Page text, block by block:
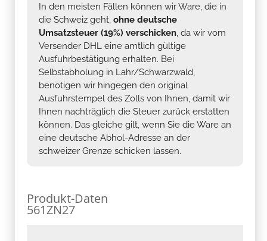
In den meisten Fällen können wir Ware, die in
die Schweiz geht, ohne deutsche
Umsatzsteuer (19%) verschicken, da wir vom
Versender DHL eine amtlich gültige
Ausfuhrbestätigung erhalten. Bei
Selbstabholung in Lahr/Schwarzwald,
benötigen wir hingegen den original
Ausfuhrstempel des Zolls von Ihnen, damit wir
Ihnen nachträglich die Steuer zurück erstatten
können. Das gleiche gilt, wenn Sie die Ware an
eine deutsche Abhol-Adresse an der
schweizer Grenze schicken lassen.
Produkt-Daten
561ZN27